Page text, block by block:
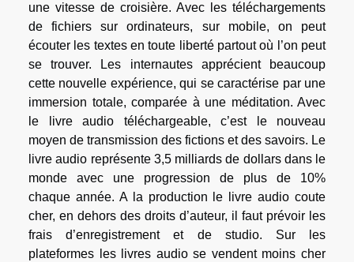
une vitesse de croisière. Avec les téléchargements
de fichiers sur ordinateurs, sur mobile, on peut
écouter les textes en toute liberté partout où l’on peut
se trouver. Les internautes apprécient beaucoup
cette nouvelle expérience, qui se caractérise par une
immersion totale, comparée à une méditation. Avec
le livre audio téléchargeable, c’est le nouveau
moyen de transmission des fictions et des savoirs. Le
livre audio représente 3,5 milliards de dollars dans le
monde avec une progression de plus de 10%
chaque année. A la production le livre audio coute
cher, en dehors des droits d’auteur, il faut prévoir les
frais d’enregistrement et de studio. Sur les
plateformes les livres audio se vendent moins cher